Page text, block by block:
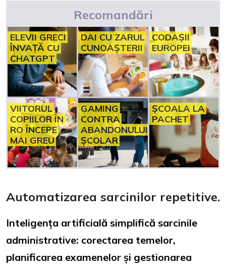
Recomandări
ELEVII GRECI
ÎNVAȚĂ CU
CHATGPT
DAI CU ZARUL
CUNOAȘTERII
CODAȘII
EUROPEI
VIITORUL
COPIILOR ÎN
RO ÎNCEPE
MAI GREU
GAMING
CONTRA
ABANDONULUI
ȘCOLAR
ȘCOALA LA
PACHET
Automatizarea sarcinilor repetitive.
Inteligența artificială simplifică sarcinile
administrative: corectarea temelor,
planificarea examenelor și gestionarea